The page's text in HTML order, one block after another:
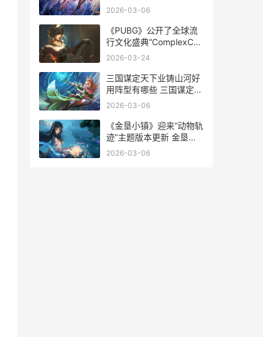
elden ring
2026-03-06
《PUBG》公开了全球流
行文化盛典“ComplexCon
pubg官方公告
2026-03-24
三国谋定天下业铸山河好
用阵型有哪些 三国谋定天
下官方下载
2026-03-06
《金垦小镇》迎来“动物轨
迹”主题版本更新 金垦社
区居委会电话
2026-03-06